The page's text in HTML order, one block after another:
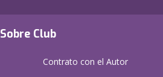
Sobre Club
Contrato con el Autor